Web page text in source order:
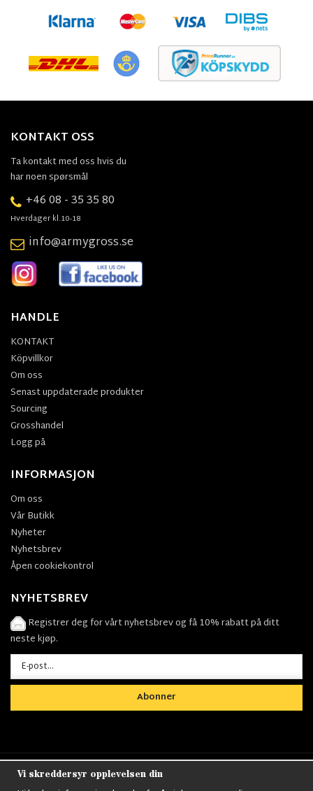
KONTAKT OSS
Ta kontakt med oss hvis du
har noen spørsmål
+46 08 - 35 35 80
Hverdager kl.10-18
info@armygross.se
HANDLE
KONTAKT
Köpvillkor
Om oss
Senast uppdaterade produkter
Sourcing
Grosshandel
Logg på
INFORMASJON
Om oss
Vår Butikk
Nyheter
Nyhetsbrev
Åpen cookiekontrol
NYHETSBREV
Registrer deg for vårt nyhetsbrev og få 10% rabatt på ditt
neste kjøp.
Abonner
Nordens största utbud av
Vi skreddersyr opplevelsen din